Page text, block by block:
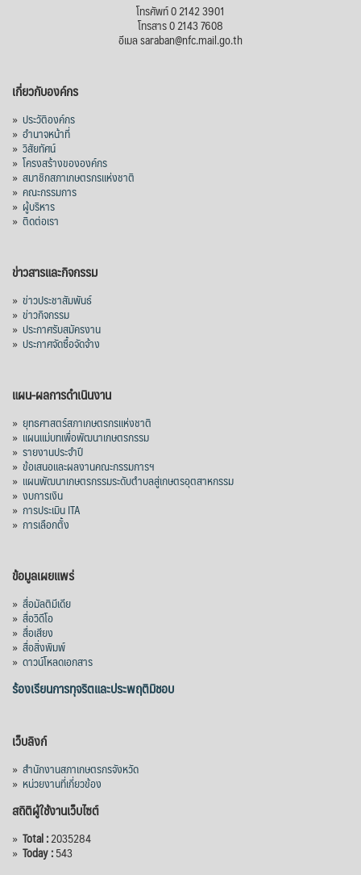
วันเข้าพรรษา (วันแรม ๑ ค่ำ เดือน ๘) หรือ
เทศกาลเข้าพรรษา (วันแรม ๑ ค่ำ เดือน ๘ ถึง
ประเทศไทย โดยมีกำหนดระยะเวลา ๓ เดือน
ในช่วงฤดูฝน ซึ่งวันเข้าพรรษาเป็นวันสำคัญ
ทางพระพุทธศาสนาที่ต่อเนื่องมาจากวัน
อาสาฬหบูชา (วันขึ้น ๑๕ ค่ำ เดือน ๘)
สาเหตุที่พระพุทธเจ้าได้ทรงอนุญาตให้จำ
พรรษาอยู่ ณ สถานที่ใดสถานที่หนึ่งตลอดระยะ
เวลา 3 เดือนแก่พ
View on Facebook
สภาเกษตรกรแห่งชาติ
1 week ago
พระบาท สมเด็จพระกนิษฐาธิราชเจ้า กรม
สมเด็จพระเทพรัตนราชสุดาฯ สยามบรมราช
กุมารี ในงานสโมสรสันนิบาตเฉลิมพระเกียรติ
พระบาทสมเด็จพระเจ้าอยู่หัว เนื่องในโอกาส
เฉลิมพระชนมพรรษา ๒๘ กรกฎาคม ๒๕๖๙
โดยสมเด็จพระกนิษฐาธิราชเจ้า กรมสมเด็จ
พระเทพรัตนราชสุดาฯ สยามบรมราชกุมารี
Photo
View on Facebook
โทรศัพท์ 0 2142 3901
โทรสาร 0 2143 7608
อีเมล saraban@nfc.mail.go.th
เกี่ยวกับองค์กร
» ประวัติองค์กร
» อำนาจหน้าที่
» วิสัยทัศน์
» โครงสร้างขององค์กร
» สมาชิกสภาเกษตรกรแห่งชาติ
» คณะกรรมการ
» ผู้บริหาร
» ติดต่อเรา
ข่าวสารและกิจกรรม
» ข่าวประชาสัมพันธ์
» ข่าวกิจกรรม
» ประกาศรับสมัครงาน
» ประกาศจัดซื้อจัดจ้าง
แผน-ผลการดำเนินงาน
» ยุทธศาสตร์สภาเกษตรกรแห่งชาติ
» แผนแม่บทเพื่อพัฒนาเกษตรกรรม
» รายงานประจำปี
» ข้อเสนอและผลงานคณะกรรมการฯ
» แผนพัฒนาเกษตรกรรมระดับตำบลสู่เกษตรอุตสาหกรรม
» งบการเงิน
» การประเมิน ITA
» การเลือกตั้ง
ข้อมูลเผยแพร่
» สื่อมัลติมีเดีย
» สื่อวิดีโอ
» สื่อเสียง
» สื่อสิ่งพิมพ์
» ดาวน์โหลดเอกสาร
ร้องเรียนการทุจริตและประพฤติมิชอบ
เว็บลิงก์
» สำนักงานสภาเกษตรกรจังหวัด
» หน่วยงานที่เกี่ยวข้อง
สถิติผู้ใช้งานเว็บไซต์
» Total :2035284
» Today :543